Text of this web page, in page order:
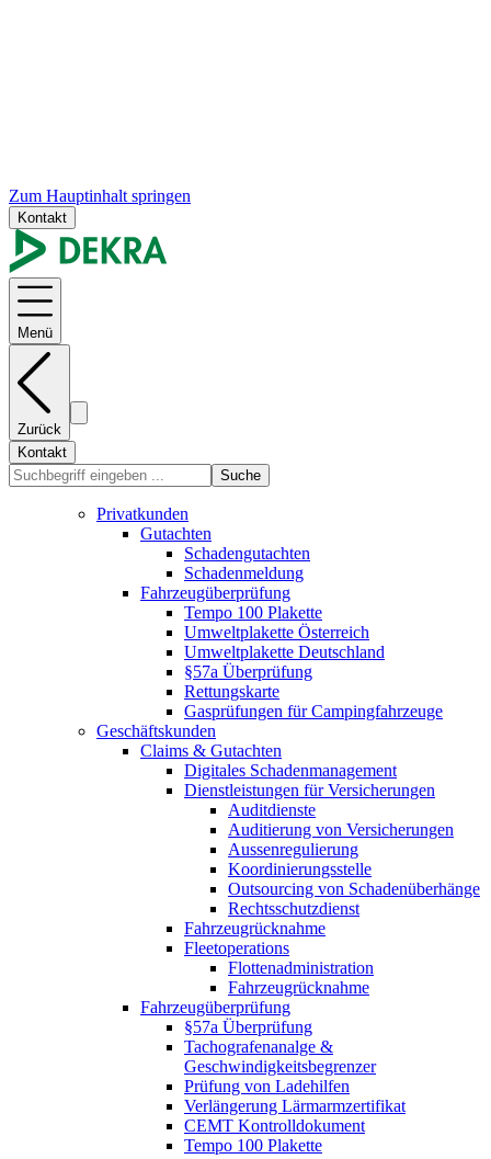
Zum Hauptinhalt springen
Kontakt
Menü
Zurück
Kontakt
Suche
Privatkunden
Gutachten
Schadengutachten
Schadenmeldung
Fahrzeugüberprüfung
Tempo 100 Plakette
Umweltplakette Österreich
Umweltplakette Deutschland
§57a Überprüfung
Rettungskarte
Gasprüfungen für Campingfahrzeuge
Geschäftskunden
Claims & Gutachten
Digitales Schadenmanagement
Dienstleistungen für Versicherungen
Auditdienste
Auditierung von Versicherungen
Aussenregulierung
Koordinierungsstelle
Outsourcing von Schadenüberhänge
Rechtsschutzdienst
Fahrzeugrücknahme
Fleetoperations
Flottenadministration
Fahrzeugrücknahme
Fahrzeugüberprüfung
§57a Überprüfung
Tachografenanalge &
Geschwindigkeitsbegrenzer
Prüfung von Ladehilfen
Verlängerung Lärmarmzertifikat
CEMT Kontrolldokument
Tempo 100 Plakette